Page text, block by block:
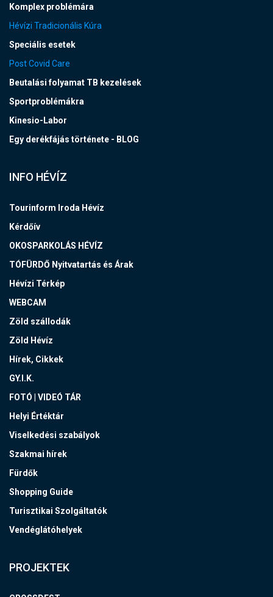
Komplex problémára
Hévízi Tradicionális Kúra
Speciális esetek
Post Covid Care
Beutalási folyamat TB kezelések
Sportproblémákra
Kinesio-Labor
Egy derékfájás története - BLOG
INFO HÉVÍZ
Tourinform Iroda Hévíz
Kérdőív
OKOSPARKOLÁS HÉVÍZ
TÓFÜRDŐ Nyitvatartás és Árak
Hévízi Térkép
WEBCAM
Zöld szállodák
Zöld Hévíz
Hírek, Cikkek
GY.I.K.
FOTÓ | VIDEÓ TÁR
Helyi Értéktár
Viselkedési szabályok
Szakmai hírek
Fürdők
Shopping Guide
Turisztikai Szolgáltatók
Vendéglátóhelyek
PROJEKTEK